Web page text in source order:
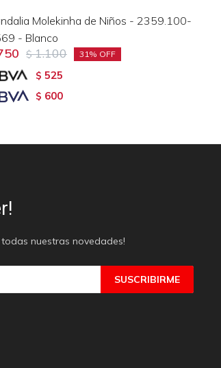
Molekinha de Niños - 2359.100-
- Blanco
$ 1.100 31
$ 525
$ 600
todas nuestras novedades!
SUSCRIBIRME